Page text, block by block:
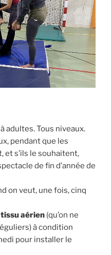
adultes. Tous niveaux.
pendant que les
s’ils le souhaitent,
de fin d’année de
on veut, une fois, cinq
aérien (qu’on ne
à condition
pour installer le